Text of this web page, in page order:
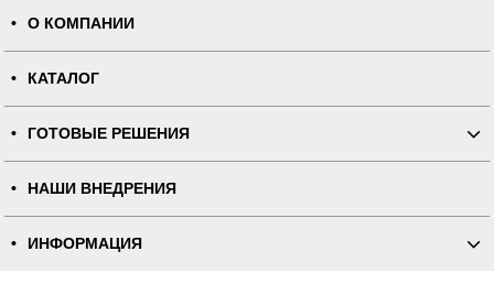
О КОМПАНИИ
КАТАЛОГ
ГОТОВЫЕ РЕШЕНИЯ
НАШИ ВНЕДРЕНИЯ
ИНФОРМАЦИЯ